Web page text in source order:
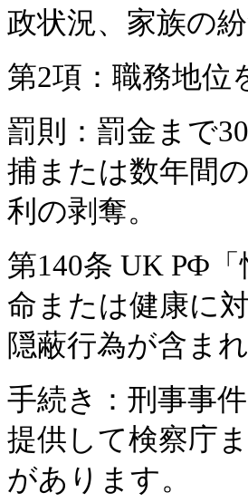
政状況、家族の
第2項：職務地位
罰則：罰金まで
捕または数年間
利の剥奪。
第140条 UK РФ
命または健康に
隠蔽行為が含ま
手続き：刑事事
提供して検察庁
があります。